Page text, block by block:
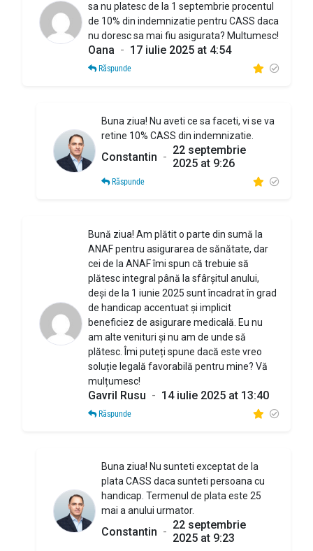
sa nu platesc de la 1 septembrie procentul
de 10% din indemnizatie pentru CASS daca
nu doresc sa mai fiu asigurata? Multumesc!
Oana - 17 iulie 2025 at 4:54
Răspunde
Buna ziua! Nu aveti ce sa faceti, vi se va
retine 10% CASS din indemnizatie.
Constantin - 22 septembrie
2025 at 9:26
Răspunde
Bună ziua! Am plătit o parte din sumă la
ANAF pentru asigurarea de sănătate, dar
cei de la ANAF îmi spun că trebuie să
plătesc integral până la sfârșitul anului,
deși de la 1 iunie 2025 sunt încadrat în grad
de handicap accentuat și implicit
beneficiez de asigurare medicală. Eu nu
am alte venituri și nu am de unde să
plătesc. Îmi puteți spune dacă este vreo
soluție legală favorabilă pentru mine? Vă
mulțumesc!
Gavril Rusu - 14 iulie 2025 at 13:40
Răspunde
Buna ziua! Nu sunteti exceptat de la
plata CASS daca sunteti persoana cu
handicap. Termenul de plata este 25
mai a anului urmator.
Constantin - 22 septembrie
2025 at 9:23